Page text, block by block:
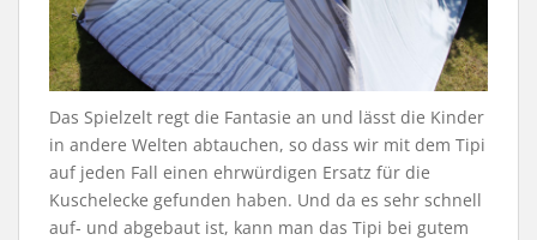
Das Spielzelt regt die Fantasie an und lässt die Kinder
in andere Welten abtauchen, so dass wir mit dem Tipi
auf jeden Fall einen ehrwürdigen Ersatz für die
Kuschelecke gefunden haben. Und da es sehr schnell
auf- und abgebaut ist, kann man das Tipi bei gutem